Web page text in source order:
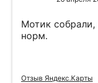
Мотик собрали,
норм.
Отзыв Яндекс.Карты